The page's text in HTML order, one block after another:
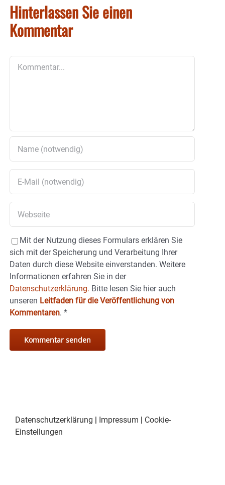
Hinterlassen Sie einen
Kommentar
Mit der Nutzung dieses Formulars erklären Sie
sich mit der Speicherung und Verarbeitung Ihrer
Daten durch diese Website einverstanden. Weitere
Informationen erfahren Sie in der
Datenschutzerklärung. Bitte lesen Sie hier auch
unseren Leitfaden für die Veröffentlichung von
Kommentaren. *
Datenschutzerklärung Impressum
Cookie-
Einstellungen